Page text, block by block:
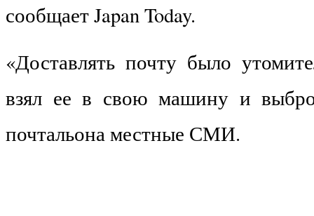
сообщает Japan Today.
«Доставлять почту было
взял ее в свою машину и
почтальона местные СМИ.